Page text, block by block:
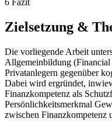
6 Fazit
Zielsetzung &
Die vorliegende Arbeit
Allgemeinbildung
Privatanlegern gegenüber
Dabei wird ergründet,
Finanzkompetenz als
Persönlichkeitsmerkmal
zwischen Finanzkompetenz